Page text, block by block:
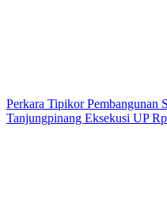
Perkara Tipikor
Tanjungpinang Eksekusi UP